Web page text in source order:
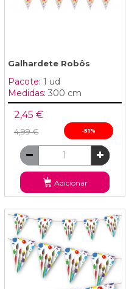
Galhardete Robôs
Pacote: 1 ud
Medidas: 300 cm
2,45 €
4,99 € -51%
Adicionar